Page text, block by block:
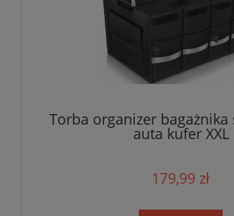
Torba organizer
auta kufer XXL
179,99 zł